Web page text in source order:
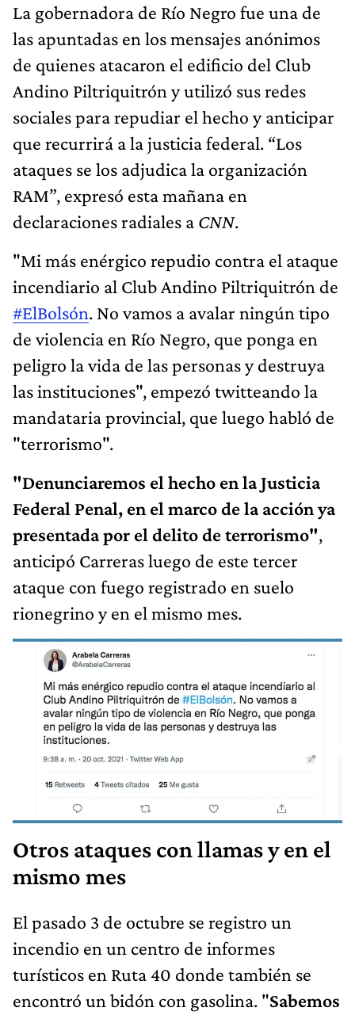
La gobernadora de Río Negro fue una de
las apuntadas en los mensajes anónimos
de quienes atacaron el edificio del Club
Andino Piltriquitrón y utilizó sus redes
sociales para repudiar el hecho y anticipar
que recurrirá a la justicia federal. “Los
ataques se los adjudica la organización
RAM”, expresó esta mañana en
declaraciones radiales a CNN.
"Mi más enérgico repudio contra el ataque
incendiario al Club Andino Piltriquitrón de
#ElBolsón. No vamos a avalar ningún tipo
de violencia en Río Negro, que ponga en
peligro la vida de las personas y destruya
las instituciones", empezó twitteando la
mandataria provincial, que luego habló de
"terrorismo".
"Denunciaremos el hecho en la Justicia
Federal Penal, en el marco de la acción ya
presentada por el delito de terrorismo",
anticipó Carreras luego de este tercer
ataque con fuego registrado en suelo
rionegrino y en el mismo mes.
Otros ataques con llamas y en el
mismo mes
El pasado 3 de octubre se registro un
incendio en un centro de informes
turísticos en Ruta 40 donde también se
encontró un bidón con gasolina. "Sabemos